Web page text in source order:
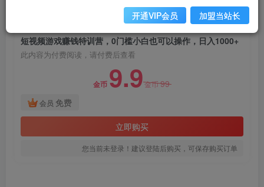
1825 88
短视频游戏赚钱特训营，0门槛小白也可以操作，日入1000+
此内容为付费阅读，请付费后查看
金币 9.9金币99
会员 免费
立即购买
您当前未登录！建议登陆后购买，可保存购买订单
开通VIP会员 加盟当站长